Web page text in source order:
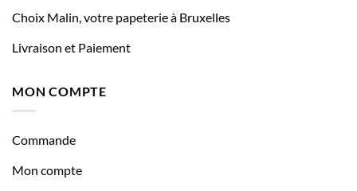
Choix Malin, votre papeterie à Bruxelles
Livraison et Paiement
MON COMPTE
Commande
Mon compte